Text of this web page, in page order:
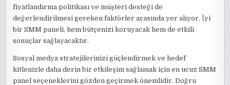
fiyatlandırma politikası ve müşteri desteği de
değerlendirilmesi gereken faktörler arasında yer alıyor. İyi
bir SMM paneli, hem bütçenizi koruyacak hem de etkili
sonuçlar sağlayacaktır.
Sosyal medya stratejilerinizi güçlendirmek ve hedef
kitlenizle daha derin bir etkileşim sağlamak için en ucuz SMM
panel seçeneklerini gözden geçirmek önemlidir. Doğru